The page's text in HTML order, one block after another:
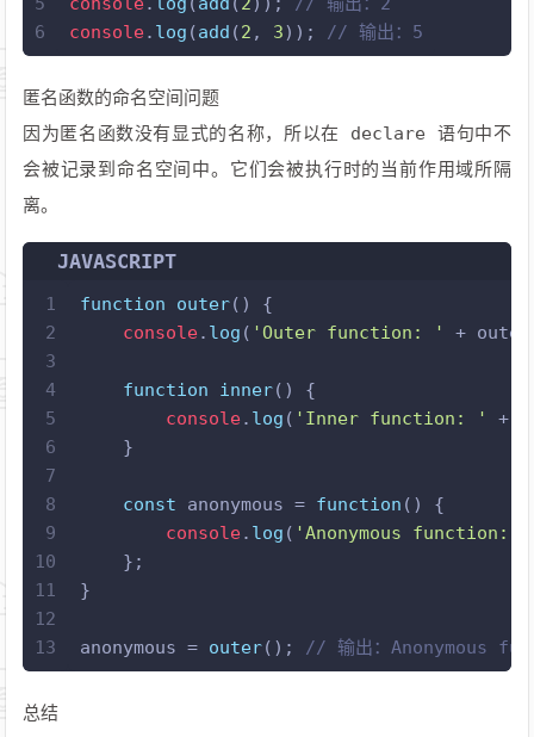
6
console. log (add (2 , 3)); // 输出：5
匿名函数的命名空间问题
因为匿名函数没有显式的名称，所以在 declare 语句中不
会被记录到命名空间中。它们会被执行时的当前作用域所隔
离。
JAVASCRIPT
1
2
3
4
5
6
7
8
9
10
11
12
13
function outer( ) {
console. log ( 'Outer function: ' +
function inner( ) {
console. log ( 'Inner function: '
+
    }
const anonymous = function ( ) {
console. log ( 'Anonymous function: '
    };
}
anonymous = outer(); // 输出：Anonymous
总结